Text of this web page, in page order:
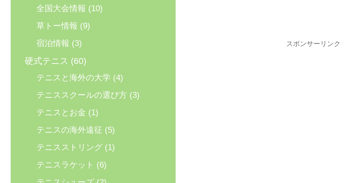
スポンサーリンク
全国大会情報 (10)
草トー情報 (9)
宿泊情報 (3)
硬式テニス (60)
テニスと海外の大学 (4)
テニススクールの選び方 (3)
テニスとお金 (1)
テニスの海外遠征 (5)
テニスストリング(1)
テニスラケット (6)